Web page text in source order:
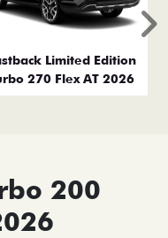
Limited Edition
270 Flex AT 2026
200